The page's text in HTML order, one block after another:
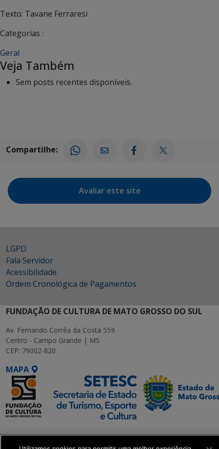
Texto: Tavane Ferraresi
Categorias :
Geral
Veja Também
Sem posts recentes disponíveis.
Compartilhe:
Avaliar este site
LGPD
Fala Servidor
Acessibilidade
Ordem Cronológica de Pagamentos
FUNDAÇÃO DE CULTURA DE MATO GROSSO DO SUL
Av. Fernando Corrêa da Costa 559
Centro - Campo Grande | MS
CEP: 79002-820
MAPA